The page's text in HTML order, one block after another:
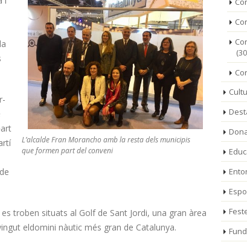
L’alcalde Fran Morancho amb la resta dels municipis
que formen part del conveni
troben situats al Golf de Sant Jordi, una gran àrea
eldomini nàutic més gran de Catalunya.